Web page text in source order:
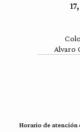
Alvaro
Horario de atención